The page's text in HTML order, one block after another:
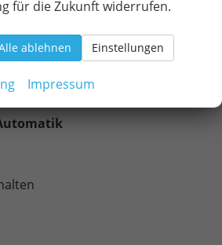
215/65R17
Automatik
für die Zukunft widerrufen.
ablehnen Einstellungen
Impressum